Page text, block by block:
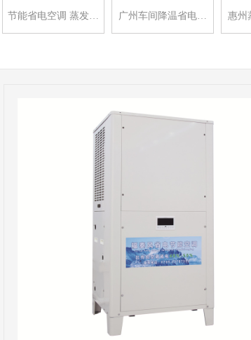
节能省电空调 蒸发… 广州车间降温省电… 惠州